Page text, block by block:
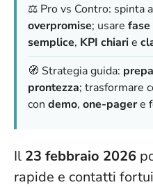
⚖️ Pro vs Contro: spinta
overpromise; usare fase
semplice, KPI chiarie
🧭 Strategia guida:
prontezza; trasformare
con demo, one-pagere
Il 23 febbraio 2026
rapide e contatti